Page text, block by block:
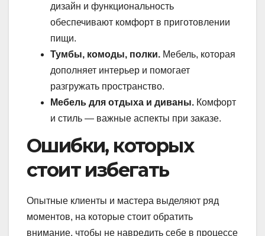
дизайн и функциональность
обеспечивают комфорт в приготовлении
пищи.
Тумбы, комоды, полки. Мебель, которая
дополняет интерьер и помогает
разгружать пространство.
Мебель для отдыха и диваны. Комфорт
и стиль — важные аспекты при заказе.
Ошибки, которых
стоит избегать
Опытные клиенты и мастера выделяют ряд
моментов, на которые стоит обратить
внимание, чтобы не навредить себе в процессе